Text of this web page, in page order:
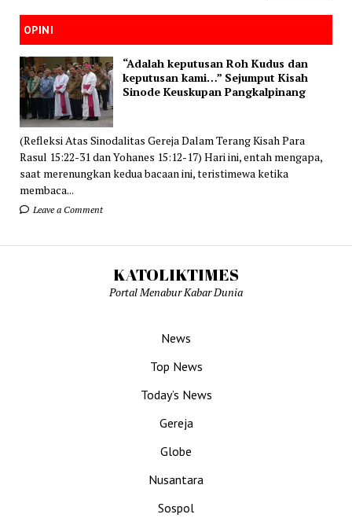
OPINI
“Adalah keputusan Roh Kudus dan
keputusan kami…” Sejumput Kisah
Sinode Keuskupan Pangkalpinang
(Refleksi Atas Sinodalitas Gereja Dalam Terang Kisah Para
Rasul 15:22-31 dan Yohanes 15:12-17) Hari ini, entah mengapa,
saat merenungkan kedua bacaan ini, teristimewa ketika
membaca...
Leave a Comment
KATOLIKTIMES
Portal Menabur Kabar Dunia
News
Top News
Today’s News
Gereja
Globe
Nusantara
Sospol